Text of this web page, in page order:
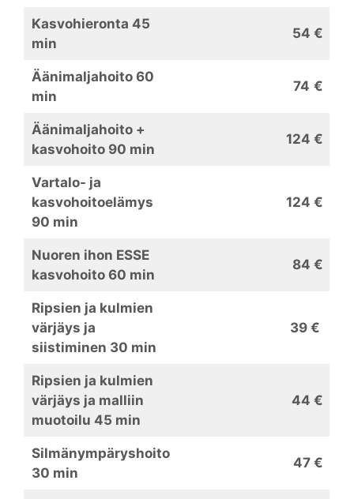
Kasvohieronta 45
min
54 €
Äänimaljahoito 60
min
74 €
Äänimaljahoito +
kasvohoito 90 min
124 €
Vartalo- ja
kasvohoitoelämys
90 min
124 €
Nuoren ihon ESSE
kasvohoito 60 min
84 €
Ripsien ja kulmien
värjäys ja
siistiminen 30 min
39 €
Ripsien ja kulmien
värjäys ja malliin
muotoilu 45 min
44 €
Silmänympäryshoito
30 min
47 €